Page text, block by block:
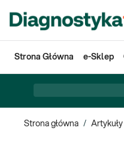
Strona Główna e-Sklep
Strona główna / Artykuły